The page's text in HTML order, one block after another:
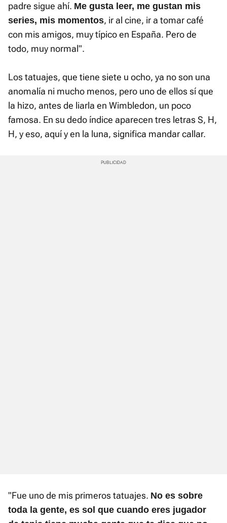
padre sigue ahí. Me gusta leer, me gustan mis
series, mis momentos, ir al cine, ir a tomar café
con mis amigos, muy típico en España. Pero de
todo, muy normal".
Los tatuajes, que tiene siete u ocho, ya no son una
anomalía ni mucho menos, pero uno de ellos sí que
la hizo, antes de liarla en Wimbledon, un poco
famosa. En su dedo índice aparecen tres letras S, H,
H, y eso, aquí y en la luna, significa mandar callar.
"Fue uno de mis primeros tatuajes. No es sobre
toda la gente, es sol que cuando eres jugador